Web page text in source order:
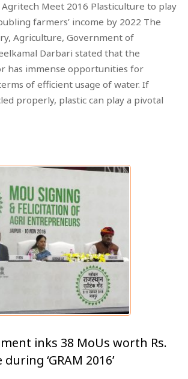
Agritech Meet 2016 Plasticulture to play
farmers’ income by 2022 The
Agriculture, Government of
Darbari stated that the
has immense opportunities for
of efficient usage of water. If
properly, plastic can play a pivotal
inks 38 MoUs worth Rs.
‘GRAM 2016’